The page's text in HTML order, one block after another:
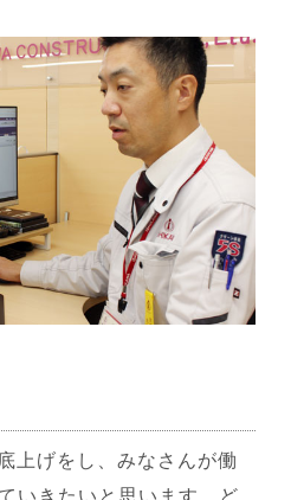
上げをし、みなさんが働
いきたいと思います。ど